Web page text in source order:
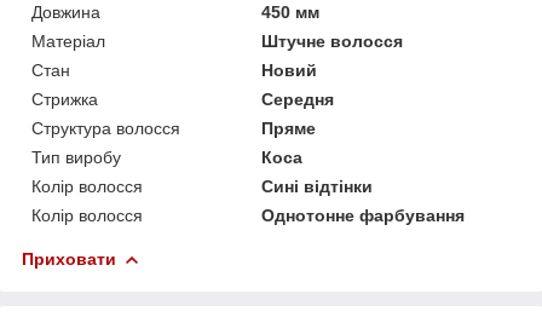
Довжина
450 мм
Матеріал
Штучне волосся
Стан
Новий
Стрижка
Середня
Структура волосся
Пряме
Тип виробу
Коса
Колір волосся
Сині відтінки
Колір волосся
Однотонне фарбування
Приховати